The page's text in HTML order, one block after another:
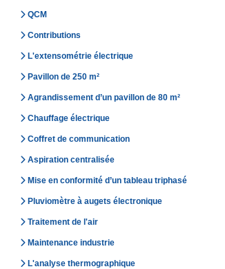
QCM
Contributions
L'extensométrie électrique
Pavillon de 250 m²
Agrandissement d’un pavillon de 80 m²
Chauffage électrique
Coffret de communication
Aspiration centralisée
Mise en conformité d’un tableau triphasé
Pluviomètre à augets électronique
Traitement de l'air
Maintenance industrie
L'analyse thermographique